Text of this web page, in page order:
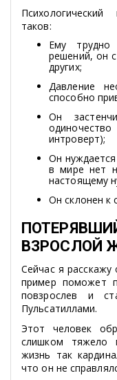
таков:
Ему трудно
решений, он
других;
Давление
способно
Он
интроверт);
Он
в мире нет
настоящему
Он склонен к
ВЗРОСЛОЙ
Сейчас я
пример поможет
повзрослев и
Пульсатиллами.
Этот человек
слишком тяжело
жизнь так
что он не